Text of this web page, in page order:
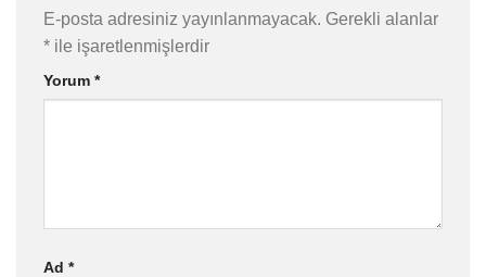
E-posta adresiniz yayınlanmayacak. Gerekli alanlar
* ile işaretlenmişlerdir
Yorum *
Ad *